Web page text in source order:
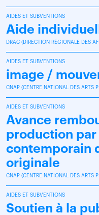
AIDES ET SUBVENTIONS
Aide
DRAC (DIRECTION RÉGIONALE DES
AIDES ET SUBVENTIONS
image /
CNAP (CENTRE NATIONAL DES ARTS
AIDES ET SUBVENTIONS
Avance
production par
contemporain
originale
CNAP (CENTRE NATIONAL DES ARTS
AIDES ET SUBVENTIONS
Soutien à la